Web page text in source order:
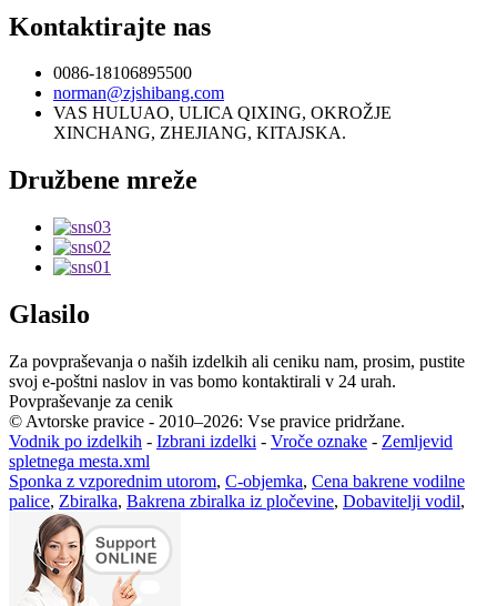
Kontaktirajte nas
0086-18106895500
norman@zjshibang.com
VAS HULUAO, ULICA QIXING, OKROŽJE
XINCHANG, ZHEJIANG, KITAJSKA.
Družbene mreže
Glasilo
Za povpraševanja o naših izdelkih ali ceniku nam, prosim, pustite
svoj e-poštni naslov in vas bomo kontaktirali v 24 urah.
Povpraševanje za cenik
© Avtorske pravice - 2010–2026: Vse pravice pridržane.
Vodnik po izdelkih - Izbrani izdelki - Vroče oznake - Zemljevid
spletnega mesta.xml
Sponka z vzporednim utorom, C-objemka, Cena bakrene vodilne
palice, Zbiralka, Bakrena zbiralka iz pločevine, Dobavitelji vodil,